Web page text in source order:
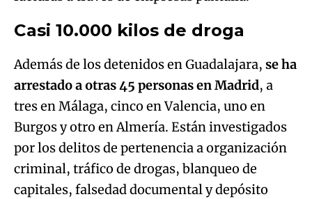
Casi 10.000 kilos de droga
Además de los detenidos en Guadalajara, se ha
arrestado a otras 45 personas en Madrid, a
tres en Málaga, cinco en Valencia, uno en
Burgos y otro en Almería. Están investigados
por los delitos de pertenencia a organización
criminal, tráfico de drogas, blanqueo de
capitales, falsedad documental y depósito